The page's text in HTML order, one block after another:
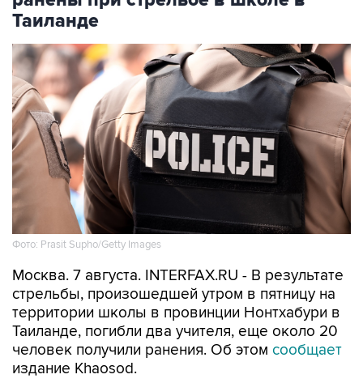
Таиланде
Фото: Prasit Supho/Getty Images
Москва. 7 августа. INTERFAX.RU - В результате
стрельбы, произошедшей утром в пятницу на
территории школы в провинции Нонтхабури в
Таиланде, погибли два учителя, еще около 20
человек получили ранения. Об этом сообщает
издание Khaosod.